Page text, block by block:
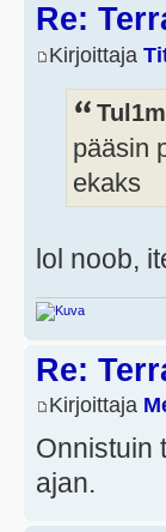
Re:
Kirjoittaja
pääsin
ekaks
lol noob,
Re:
Kirjoittaja
Onnistuin
ajan.